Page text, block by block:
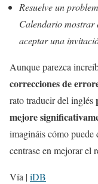
Resuelve un
Calendario mostrar
aceptar una
Aunque parezca
correcciones de
rato traducir del inglés
mejore
imagináis cómo
centrase en mejorar el
Vía |iDB